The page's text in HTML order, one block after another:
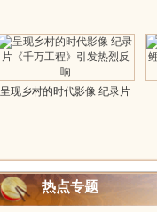
呈现乡村的时代影像 纪录片
热点专题